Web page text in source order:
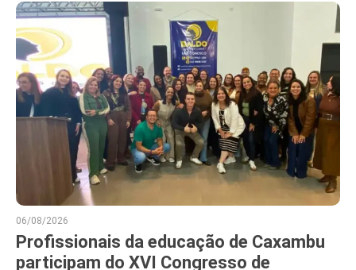
06/08/2026
Profissionais da educação de Caxambu
participam do XVI Congresso de